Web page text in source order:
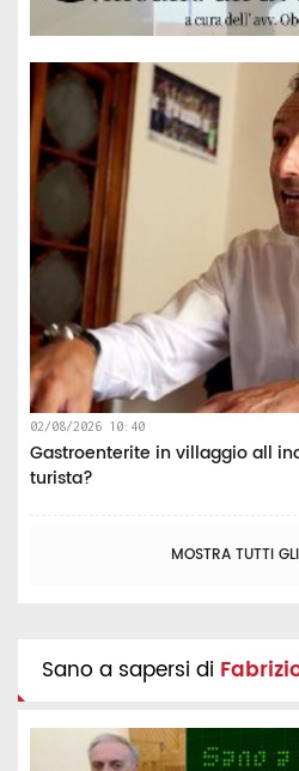
02/08/2026 10:40
Gastroenterite in villaggio all
turista?
MOSTRA TUTTI
Sano a sapersi di